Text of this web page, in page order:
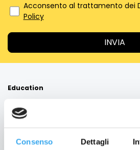
Consenso Dettagli
Acconsento al trattamento dei
Policy
Education
Formazione per Laureati
Formazione per Professionisti
Formazione Finanziata